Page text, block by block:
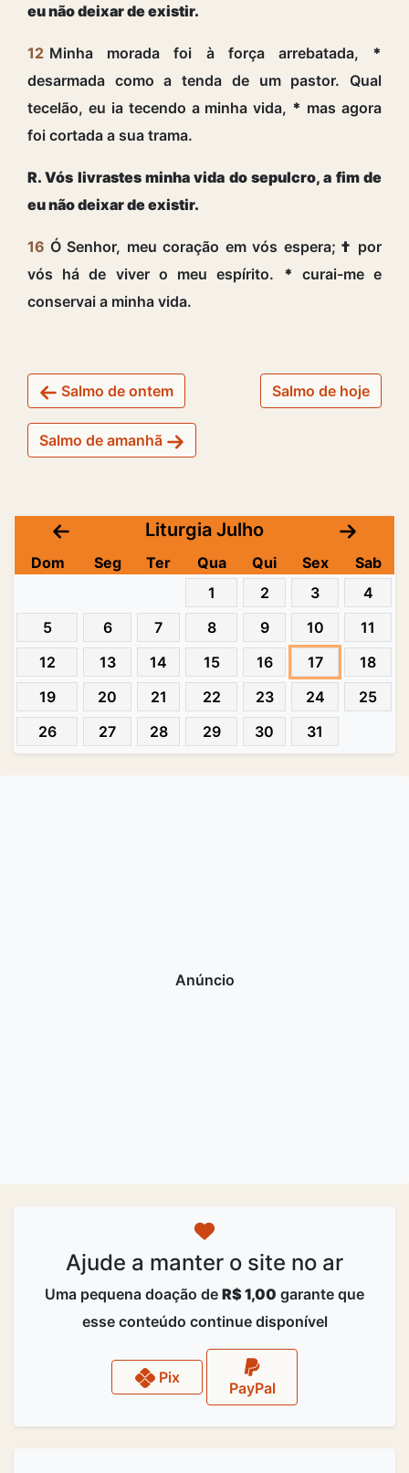
eu não deixar de existir.
12 Minha morada foi à força arrebatada, *
desarmada como a tenda de um pastor. Qual
tecelão, eu ia tecendo a minha vida, * mas agora
foi cortada a sua trama.
R. Vós livrastes minha vida do sepulcro, a fim de
eu não deixar de existir.
16 Ó Senhor, meu coração em vós espera;† por
vós há de viver o meu espírito. * curai-me e
conservai a minha vida.
Salmo de ontem Salmo de hoje
Salmo de amanhã
Liturgia Julho
Dom Seg Ter Qua Qui Sex
Sab
1
2 3
4
5
6 7 8 9 10
11
12
13 14 15 16 17
18
19
20 21 22 23 24
25
26
27 28 29 30 31
Ajude a manter o site no ar
Uma pequena doação de R$ 1,00 garante que
esse conteúdo continue disponível
Pix
PayPal